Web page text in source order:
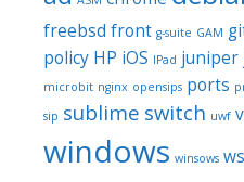
freebsd front g-suite GAM
policy HP iOS IPad juniper
microbit nginx opensips ports
sip sublime switch uwf
windows winsows